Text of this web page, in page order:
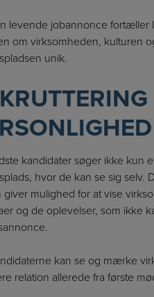
levende jobannonce
om virksomheden, kulturen
unik.
kandidater søger ikke kun
hvor de kan se sig selv.
giver mulighed for at vise
og de oplevelser, som ikke
kan se og mærke
relation allerede fra første